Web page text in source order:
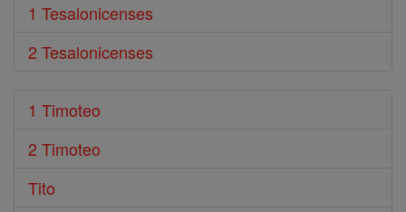
1 Tesalonicenses
2 Tesalonicenses
1 Timoteo
2 Timoteo
Tito